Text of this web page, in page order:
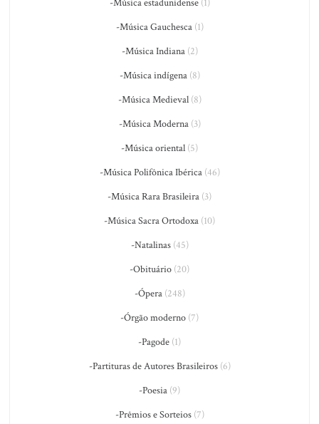
-Música estadunidense(1)
-Música Gauchesca(1)
-Música Indiana(2)
-Música indígena(8)
-Música Medieval(8)
-Música Moderna(3)
-Música oriental (5)
-Música Polifônica Ibérica(46)
-Música Rara Brasileira (3)
-Música Sacra Ortodoxa (10)
-Natalinas(45)
-Obituário (20)
-Ópera(248)
-Órgão moderno (7)
-Pagode (1)
-Partituras de Autores Brasileiros(6)
-Poesia (9)
-Prêmios e Sorteios(7)